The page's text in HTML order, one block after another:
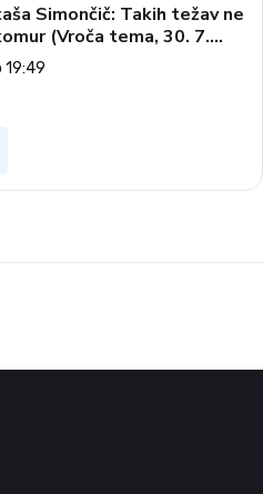
Simončič: Takih težav ne
(Vroča tema, 30. 7.
19:49